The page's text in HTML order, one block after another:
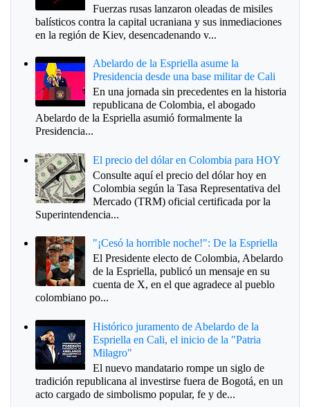
Fuerzas rusas lanzaron oleadas de misiles
balísticos contra la capital ucraniana y sus inmediaciones
en la región de Kiev, desencadenando v...
Abelardo de la Espriella asume la
Presidencia desde una base militar de Cali
En una jornada sin precedentes en la historia
republicana de Colombia, el abogado
Abelardo de la Espriella asumió formalmente la
Presidencia...
El precio del dólar en Colombia para HOY
Consulte aquí el precio del dólar hoy en
Colombia según la Tasa Representativa del
Mercado (TRM) oficial certificada por la
Superintendencia...
"¡Cesó la horrible noche!": De la Espriella
El Presidente electo de Colombia, Abelardo
de la Espriella, publicó un mensaje en su
cuenta de X, en el que agradece al pueblo
colombiano po...
Histórico juramento de Abelardo de la
Espriella en Cali, el inicio de la "Patria
Milagro"
El nuevo mandatario rompe un siglo de
tradición republicana al investirse fuera de Bogotá, en un
acto cargado de simbolismo popular, fe y de...